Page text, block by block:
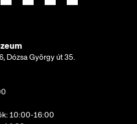
Dózsa György út 35.
10:00-16:00